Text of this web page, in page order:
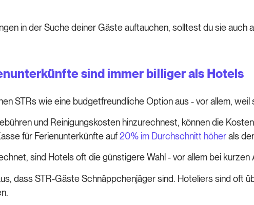
in der Suche deiner Gäste auftauchen, solltest du sie auch
sind immer billiger als Hotels
STRs wie eine budgetfreundliche Option aus - vor allem,
und Reinigungskosten hinzurechnest, können die
für Ferienunterkünfte auf20% im Durchschnitt höherals
sind Hotels oft die günstigere Wahl - vor allem bei kurzen
dass STR-Gäste Schnäppchenjäger sind. Hoteliers sind oft